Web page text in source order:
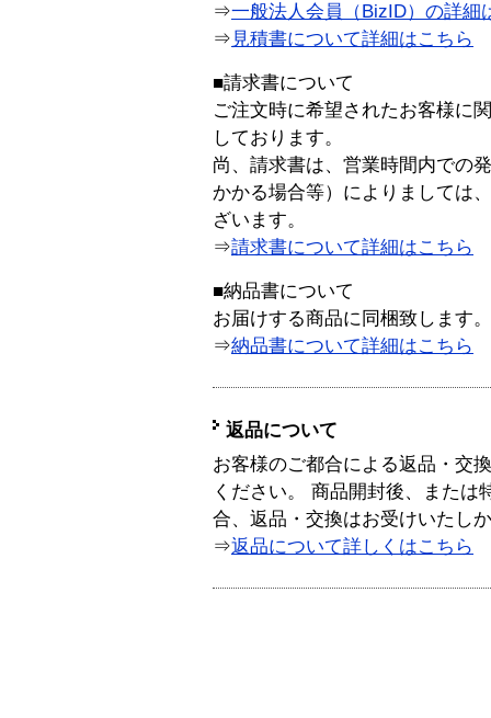
⇒一般法人会員（BizID）の詳細
⇒ 見積書について詳細はこちら
■請求書について
ご注文時に希望されたお客様に
しております。
尚、請求書は、営業時間内での
かかる場合等）によりましては
ざいます。
⇒請求書について詳細はこちら
■納品書について
お届けする商品に同梱致します。
⇒納品書について詳細はこちら
返品について
お客様のご都合による返品・交
ください。 商品開封後、または
合、返品・交換はお受けいたし
⇒返品について詳しくはこちら